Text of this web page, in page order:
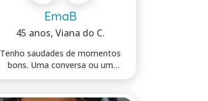
EmaB
45 anos, Viana do C.
Tenho saudades de momentos
bons. Uma conversa ou um